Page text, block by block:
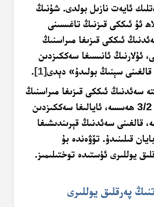
ئايەت نازىل بولدى. شۇنىڭ
ئۇ ئىككى قىزنىڭ تاغىسىنى
ئىككى قىزىغا مىراسنىڭ
ئۇلارنىڭ ئانىسىغا سەككىزدىن
قالغىنى سېنىڭ بولىدۇ» دېدى[1]
.
سەئدنىڭ ئىككى قىزىغا مىراسنىڭ
ئۈچتىن ئىككى 3/2 ھەسسە، ئايالىغا سەككىزدىن
قالغىنى سەئدنىڭ قېرىندىشىغا
قىلىنىدۇ. تۆۋەندە بۇ
يوللىرى ئۈستىدە توختىلىمىز.
پەرقلىق يوللىرى